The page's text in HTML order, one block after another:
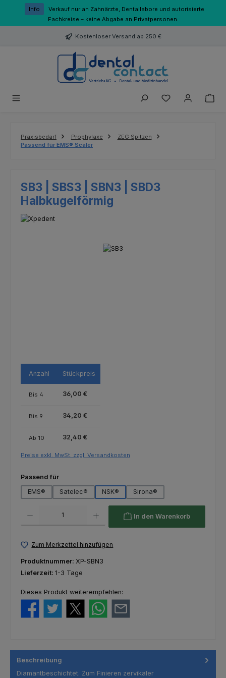
Zum Hauptinhalt springen
Info
Verkauf nur an Zahnärzte, Dentallabore und autorisierte
Fachkreise – keine Abgabe an Privatpersonen.
Kostenloser Versand ab 250 €
Du hast 0
Praxisbedarf Prophylaxe
ZEG Spitzen
Passend für EMS® Scaler
SB3 | SBS3 | SBN3 | SBD3
Halbkugelförmig
Anzahl Stückpreis
Bis 4 36,00 €
Bis 9 34,20 €
Ab 10 32,40 €
Preise exkl. MwSt. zzgl. Versandkosten
Passend fürauswählen
EMS®
Satelec® NSK® Sirona®
In den Warenkorb
Zum Merkzettel hinzufügen
Produktnummer: XP-SBN3
Lieferzeit: 1-3 Tage
Dieses Produkt weiterempfehlen:
Beschreibung
Diamantbeschichtet. Zum Finieren zervikaler